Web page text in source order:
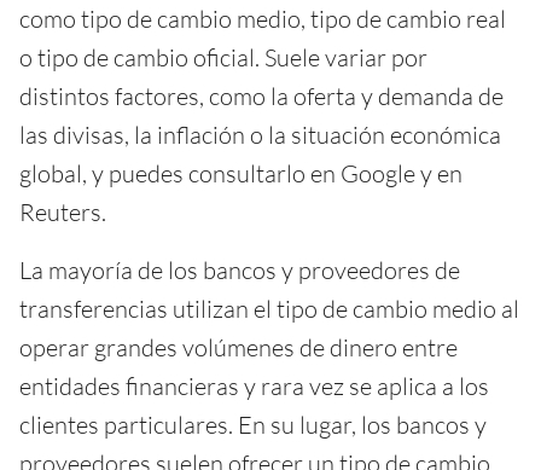
como tipo de cambio medio, tipo de cambio real
o tipo de cambio oficial. Suele variar por
distintos factores, como la oferta y demanda de
las divisas, la inflación o la situación económica
global, y puedes consultarlo en Google y en
Reuters.
La mayoría de los bancos y proveedores de
transferencias utilizan el tipo de cambio medio al
operar grandes volúmenes de dinero entre
entidades financieras y rara vez se aplica a los
clientes particulares. En su lugar, los bancos y
proveedores suelen ofrecer un tipo de cambio